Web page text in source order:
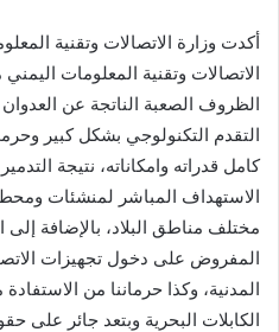
أكدت وزارة الاتصالات وتقنية
الاتصالات وتقنية المعلومات
الظروف الصعبة الناتجة عن
التقدم التكنولوجي بشكل كبير
كامل قدراته وامكاناته، نتيجة
الاستهداف المباشر لمنشئات
مختلف مناطق البلاد، بالإضافة
المفروض على دخول تجهيزات
المدنية، وكذا حرماننا من
الكابلات البحرية وبتعد جائر على